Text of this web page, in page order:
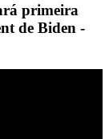
primeira
de Biden -